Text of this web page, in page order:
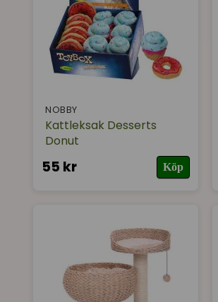
NOBBY
Kattleksak Desserts
Donut
55 kr Köp